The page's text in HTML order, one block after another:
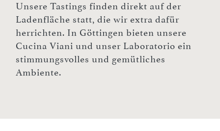
Unsere Tastings finden direkt auf der
Ladenfläche statt, die wir extra dafür
herrichten. In Göttingen bieten unsere
Cucina Viani und unser Laboratorio ein
stimmungsvolles und gemütliches
Ambiente.